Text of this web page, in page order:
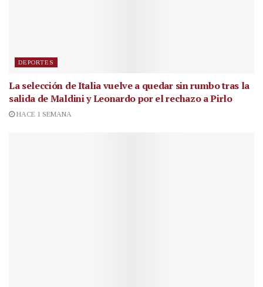
DEPORTES
La selección de Italia vuelve a quedar sin rumbo tras la
salida de Maldini y Leonardo por el rechazo a Pirlo
HACE 1 SEMANA